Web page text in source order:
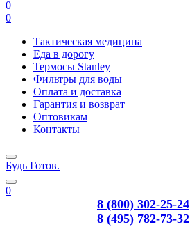
0
0
Тактическая медицина
Еда в дорогу
Термосы Stanley
Фильтры для воды
Оплата и доставка
Гарантия и возврат
Оптовикам
Контакты
Будь Готов.
0
8 (800) 302-25-24
8 (495) 782-73-32